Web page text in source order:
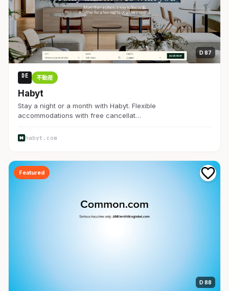
D 87
DE 不動産
Habyt
Stay a night or a month with Habyt. Flexible
accommodations with free cancellat…
habyt.com
Featured
D 88